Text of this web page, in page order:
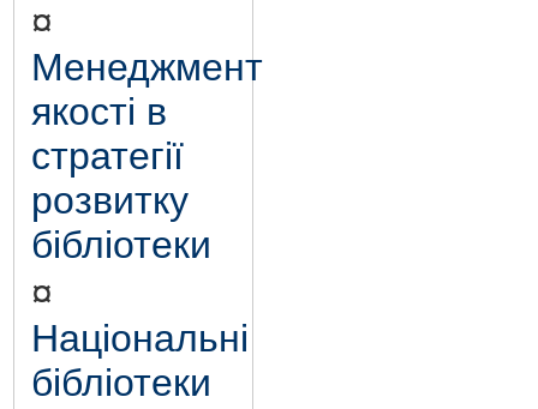
¤
Менеджмент
якості в
стратегії
розвитку
бібліотеки
¤
Національні
бібліотеки